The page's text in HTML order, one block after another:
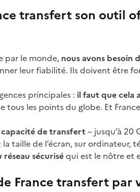
transfert son outil
par le monde, nous avons besoin
leur fiabilité. Ils doivent être
principales : il faut que cela
tous les points du globe. Et
capacité de transfert– jusqu’à
taille de l’écran, sur
sécuriséqui est le nôtre et
France transfert par